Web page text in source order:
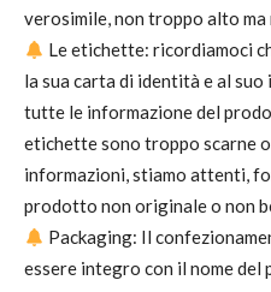
verosimile, non troppo alto ma
Le etichette: ricordiamoci
la sua carta di identità e al
tutte le informazione del
etichette sono troppo scarne
informazioni, stiamo attenti,
prodotto non originale o non
Packaging: Il
essere integro con il nome